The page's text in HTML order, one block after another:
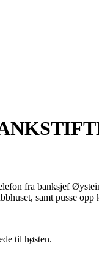
fra banksjef
samt pusse opp
til høsten.